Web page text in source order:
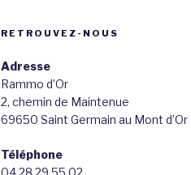
RETROUVEZ-NOUS
Adresse
Rammo d’Or
2, chemin de Maintenue
69650 Saint Germain au Mont d’Or
Téléphone
04 28 29 55 02